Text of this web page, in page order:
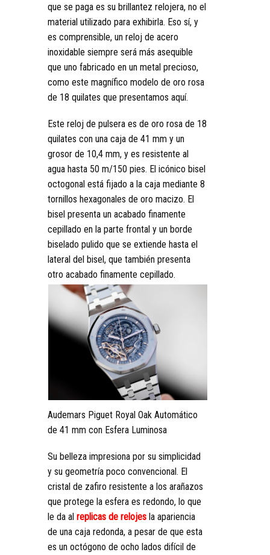
que se paga es su brillantez relojera, no el
material utilizado para exhibirla. Eso sí, y
es comprensible, un reloj de acero
inoxidable siempre será más asequible
que uno fabricado en un metal precioso,
como este magnífico modelo de oro rosa
de 18 quilates que presentamos aquí.
Este reloj de pulsera es de oro rosa de 18
quilates con una caja de 41 mm y un
grosor de 10,4 mm, y es resistente al
agua hasta 50 m/150 pies. El icónico bisel
octogonal está fijado a la caja mediante 8
tornillos hexagonales de oro macizo. El
bisel presenta un acabado finamente
cepillado en la parte frontal y un borde
biselado pulido que se extiende hasta el
lateral del bisel, que también presenta
otro acabado finamente cepillado.
Audemars Piguet Royal Oak Automático
de 41 mm con Esfera Luminosa
Su belleza impresiona por su simplicidad
y su geometría poco convencional. El
cristal de zafiro resistente a los arañazos
que protege la esfera es redondo, lo que
le da al replicas de relojes la apariencia
de una caja redonda, a pesar de que esta
es un octógono de ocho lados difícil de